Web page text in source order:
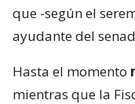
que -según el
ayudante del
Hasta el momento
mientras que la